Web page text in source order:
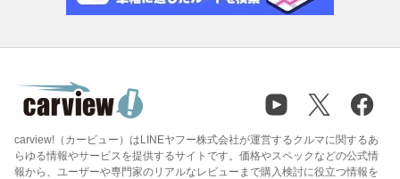
carview!（カービュー）はLINEヤフー株式会社が運営するクルマに関するあ
らゆる情報やサービスを提供するサイトです。価格やスペックなどの公式情
報から、ユーザーや専門家のリアルなレビューまで購入検討に役立つ情報を